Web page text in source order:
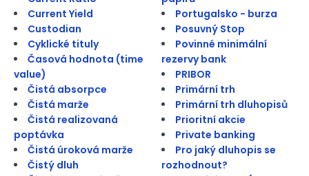
Current Yield
Custodian
Cyklické tituly
Časová hodnota (time
value)
Čistá absorpce
Čistá marže
Čistá realizovaná
poptávka
Čistá úroková marže
Čistý dluh
Portugalsko - burza
Posuvný Stop
Povinné minimální
rezervy bank
PRIBOR
Primární trh
Primární trh dluhopisů
Prioritní akcie
Private banking
Pro jaký dluhopis se
rozhodnout?